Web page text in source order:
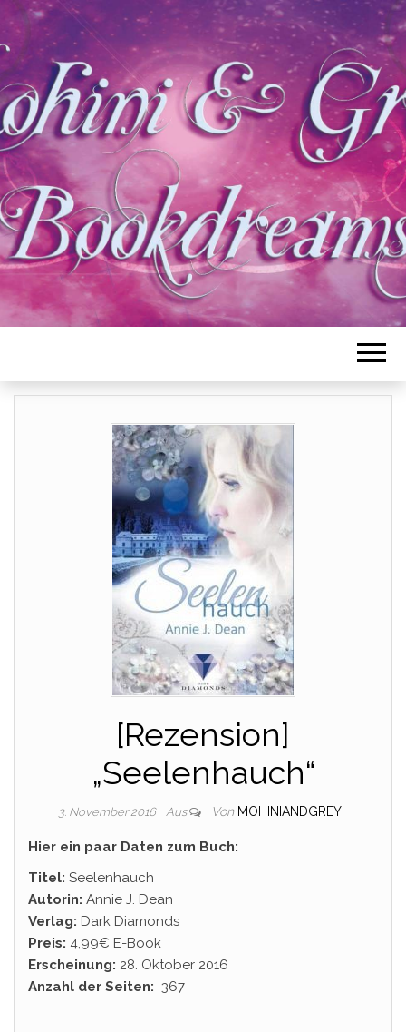
[Rezension]
„Seelenhauch“
3. November 2016 Aus Von MOHINIANDGREY
Hier ein paar Daten zum Buch:
Titel: Seelenhauch
Autorin: Annie J. Dean
Verlag: Dark Diamonds
Preis: 4,99€ E-Book
Erscheinung: 28. Oktober 2016
Anzahl der Seiten: 367